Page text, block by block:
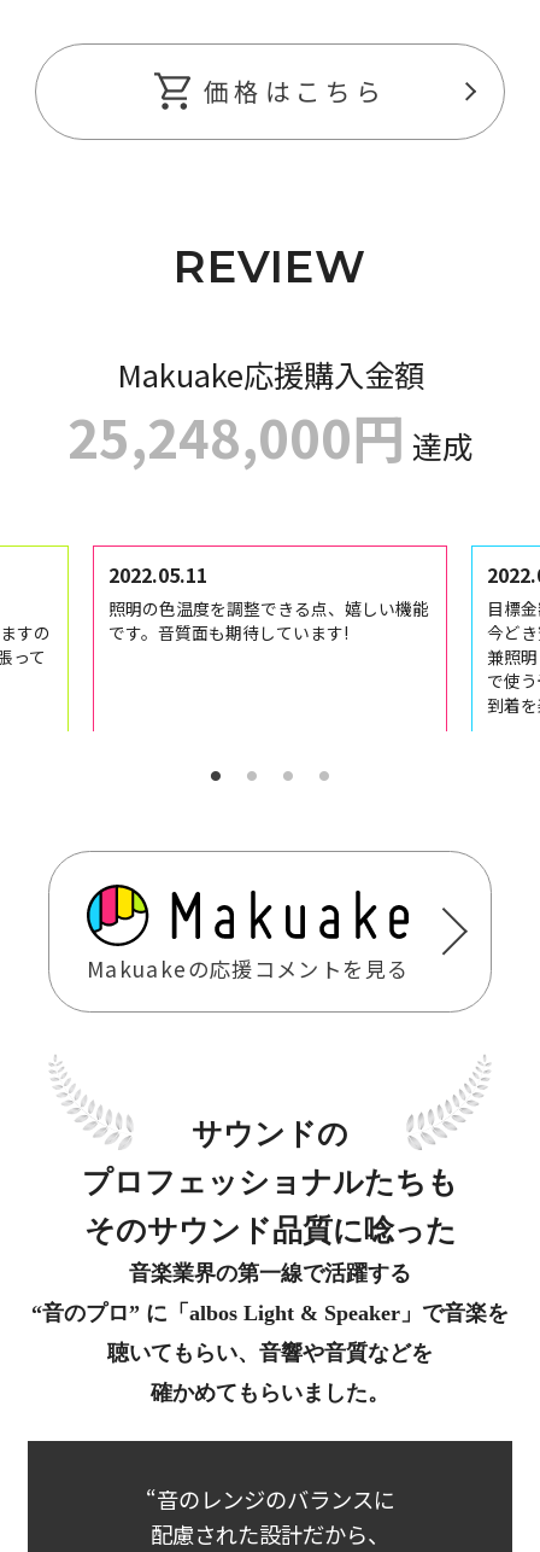
価格はこちら
REVIEW
Makuake応援購入金額
25,248,000円 達成
すの
って
2022.05.11
照明の色温度を調整できる点、嬉しい機能
です。音質面も期待しています!
目標
今ど
兼照
で使
到着
Makuakeの応援コメントを見る
サウンドの
プロフェッショナルたちも
そのサウンド品質に唸った
音楽業界の第一線で活躍する
“音のプロ” に 「albos Light & Speaker」で音楽を
聴いてもらい、 音響や音質などを
確かめてもらいました。
“音のレンジのバランスに
配慮された設計だから、